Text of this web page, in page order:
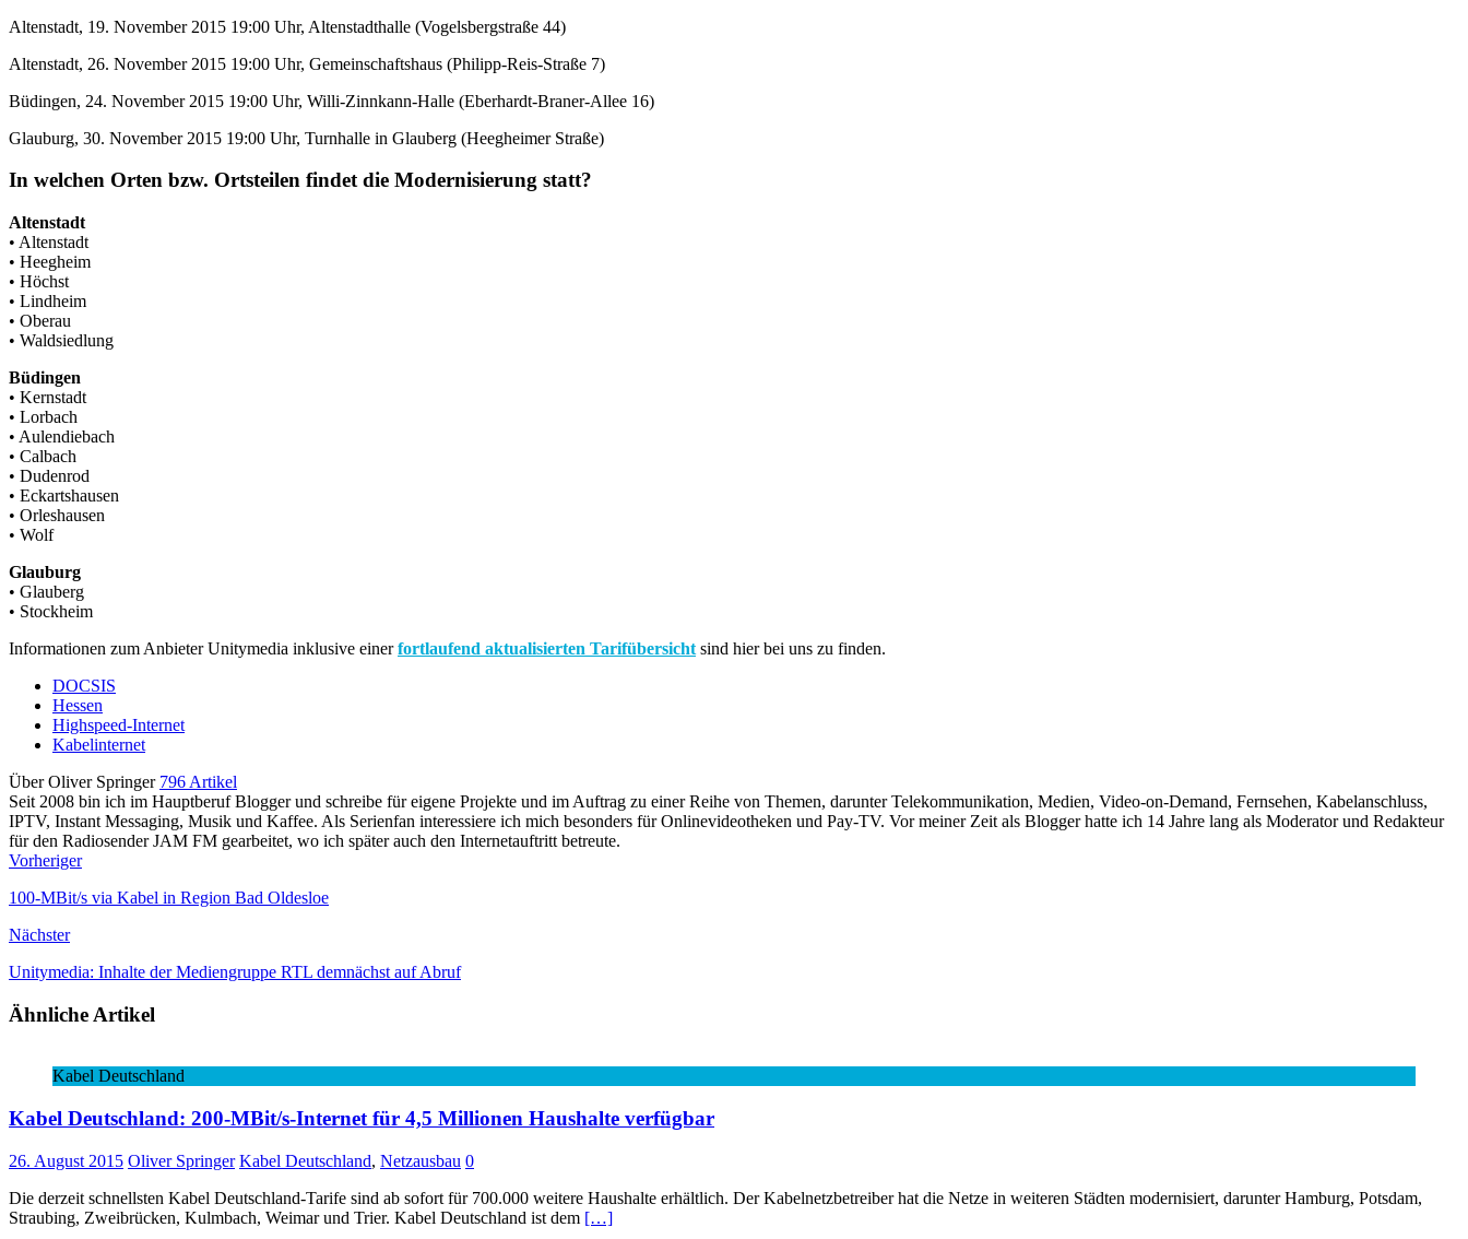
Altenstadt, 19. November 2015 19:00 Uhr, Altenstadthalle (Vogelsbergstraße 44)
Altenstadt, 26. November 2015 19:00 Uhr, Gemeinschaftshaus (Philipp-Reis-Straße 7)
Büdingen, 24. November 2015 19:00 Uhr, Willi-Zinnkann-Halle (Eberhardt-Braner-Allee 16)
Glauburg, 30. November 2015 19:00 Uhr, Turnhalle in Glauberg (Heegheimer Straße)
In welchen Orten bzw. Ortsteilen findet die Modernisierung statt?
Altenstadt
• Altenstadt
• Heegheim
• Höchst
• Lindheim
• Oberau
• Waldsiedlung
Büdingen
• Kernstadt
• Lorbach
• Aulendiebach
• Calbach
• Dudenrod
• Eckartshausen
• Orleshausen
• Wolf
Glauburg
• Glauberg
• Stockheim
Informationen zum Anbieter Unitymedia inklusive einerfortlaufend aktualisierten Tarifübersicht sind hier bei uns zu finden.
DOCSIS
Hessen
Highspeed-Internet
Kabelinternet
Über Oliver Springer 796 Artikel
Seit 2008 bin ich im Hauptberuf Blogger und schreibe für eigene Projekte und im Auftrag zu einer Reihe von Themen, darunter Telekommunikation, Medien, Video-on-Demand, Fernsehen, Kabelanschluss,
IPTV, Instant Messaging, Musik und Kaffee. Als Serienfan interessiere ich mich besonders für Onlinevideotheken und Pay-TV. Vor meiner Zeit als Blogger hatte ich 14 Jahre lang als Moderator und Redakteur
für den Radiosender JAM FM gearbeitet, wo ich später auch den Internetauftritt betreute.
Vorheriger
100-MBit/s via Kabel in Region Bad Oldesloe
Nächster
Unitymedia: Inhalte der Mediengruppe RTL demnächst auf Abruf
Ähnliche Artikel
Kabel Deutschland
Kabel Deutschland: 200-MBit/s-Internet für 4,5 Millionen Haushalte verfügbar
26. August 2015 Oliver Springer Kabel Deutschland, Netzausbau 0
Die derzeit schnellsten Kabel Deutschland-Tarife sind ab sofort für 700.000 weitere Haushalte erhältlich. Der Kabelnetzbetreiber hat die Netze in weiteren Städten modernisiert, darunter Hamburg, Potsdam,
Straubing, Zweibrücken, Kulmbach, Weimar und Trier. Kabel Deutschland ist dem […]